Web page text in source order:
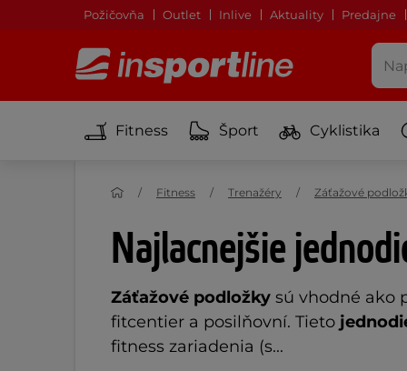
Požičovňa Outlet Inlive Aktuality Predajne
Fitness Šport Cyklistika
Najlacnejšie
Záťažové podložky sú vhodné ako
fitcentier a posilňovní. Tieto
fitness zariadenia (s...
Fitness Trenažéry Záťažové